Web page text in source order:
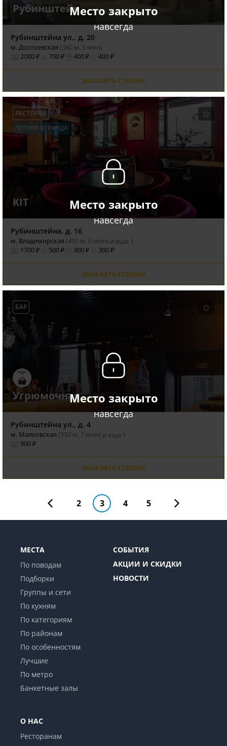
Место закрыто
навсегда
Рубинштейн
Рубинштейна ул., д. 20
м. Достоевская (380 м, 5 мин)
2000 ₽
700 ₽ 400 ₽ 400 ₽
ЗАКАЗАТЬ СТОЛИК
Место закрыто
навсегда
РЕСТОРАН
ЛЕТНЯЯ ВЕРАНДА
KIT
Рубинштейна, д. 16
м. Владимирская (450 м, 6 мин) и еще 1
1700 ₽
500 ₽ 300 ₽ 300 ₽
ЗАКАЗАТЬ СТОЛИК
Место закрыто
навсегда
БАР
Угрюмочная
Рубинштейна ул., д. 4
м. Маяковская (550 м, 7 мин) и еще 1
900 ₽
ЗАКАЗАТЬ СТОЛИК
2 3 4 5
МЕСТА
По поводам
Подборки
Группы и сети
По кухням
По категориям
По районам
По особенностям
Лучшие
По метро
Банкетные залы
СОБЫТИЯ
АКЦИИ И СКИДКИ
НОВОСТИ
О НАС
Ресторанам